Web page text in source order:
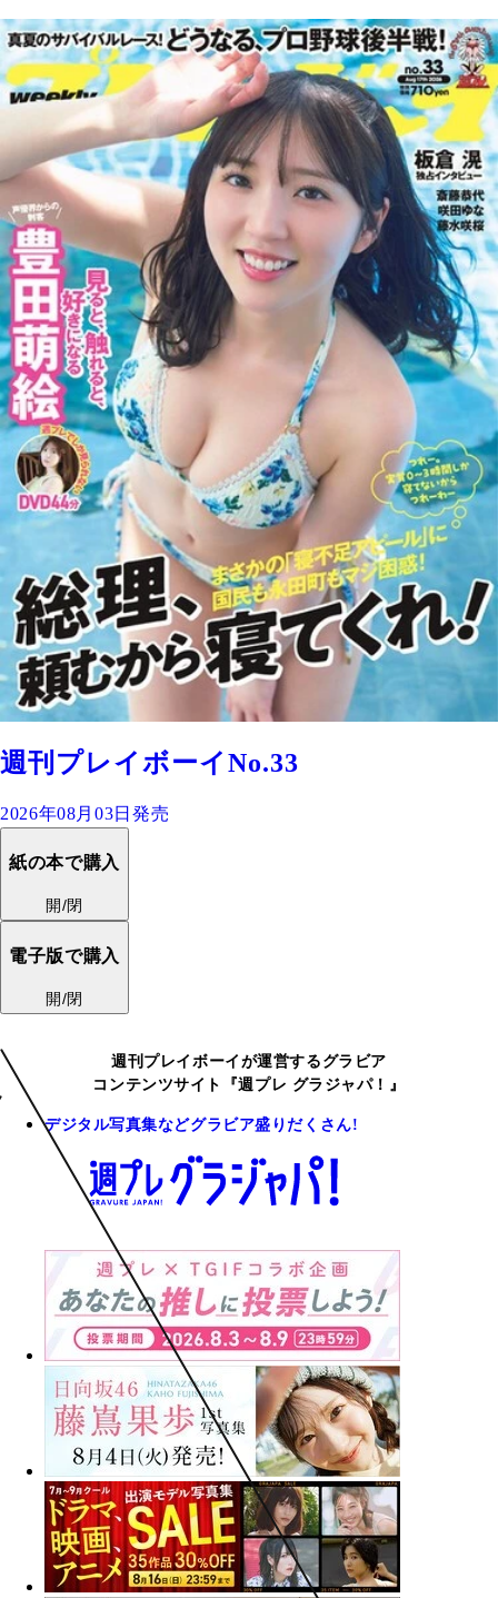
週刊プレイボーイNo.33
2026年08月03日発売
紙の本で購入
開/閉
電子版で購入
開/閉
週刊プレイボーイが運営するグラビア
コンテンツサイト『週プレ グラジャパ！』
デジタル写真集などグラビア盛りだくさん!